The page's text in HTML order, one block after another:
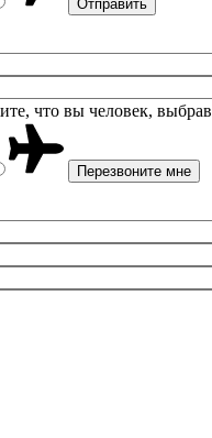
что вы человек, выбрав